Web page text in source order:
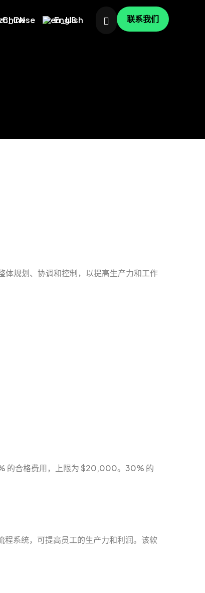
Chinese English 联系我们
规划、协调和控制，以提高生产力和工作
的合格费用，上限为 $20,000。30% 的
系统，可提高员工的生产力和利润。该软